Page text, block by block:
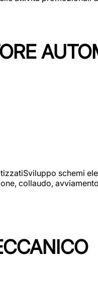
schemi
collaudo,